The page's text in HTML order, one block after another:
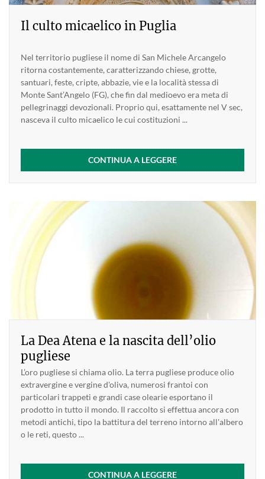
Il culto micaelico in Puglia
Nel territorio pugliese il nome di San Michele Arcangelo
ritorna costantemente, caratterizzando chiese, grotte,
santuari, feste, cripte, abbazie, vie e la località stessa di
Monte Sant’Angelo (FG), che fin dal medioevo era meta di
pellegrinaggi devozionali. Proprio qui, esattamente nel V sec,
nasceva il culto micaelico le cui costituzioni ...
CONTINUA A LEGGERE
La Dea Atena e la nascita dell’olio
pugliese
L’oro pugliese si chiama olio. La terra pugliese produce olio
extravergine e vergine d'oliva, numerosi frantoi con
particolari trappeti e grandi case olearie esportano il
prodotto in tutto il mondo. Il raccolto si effettua ancora con
metodi antichi, tipo la battitura del terreno intorno all'albero
o le reti, questo ...
CONTINUA A LEGGERE